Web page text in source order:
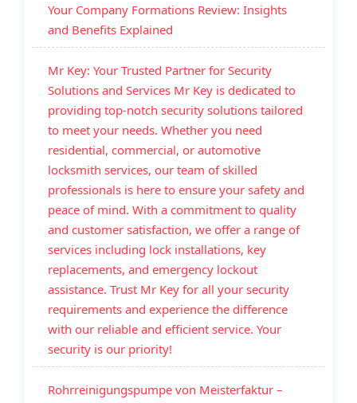
Your Company Formations Review: Insights
and Benefits Explained
Mr Key: Your Trusted Partner for Security
Solutions and Services Mr Key is dedicated to
providing top-notch security solutions tailored
to meet your needs. Whether you need
residential, commercial, or automotive
locksmith services, our team of skilled
professionals is here to ensure your safety and
peace of mind. With a commitment to quality
and customer satisfaction, we offer a range of
services including lock installations, key
replacements, and emergency lockout
assistance. Trust Mr Key for all your security
requirements and experience the difference
with our reliable and efficient service. Your
security is our priority!
Rohrreinigungspumpe von Meisterfaktur –